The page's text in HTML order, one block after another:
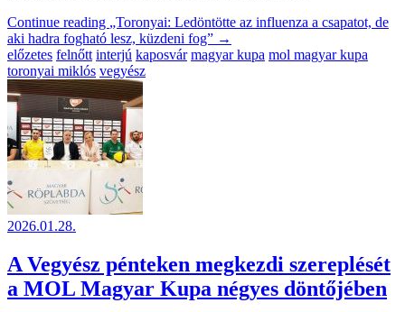
Continue reading „Toronyai: Ledöntötte az influenza a csapatot, de
aki hadra fogható lesz, küzdeni fog” →
előzetes felnőtt interjú kaposvár magyar kupa mol magyar kupa
toronyai miklós vegyész
2026.01.28.
A Vegyész pénteken megkezdi szereplését
a MOL Magyar Kupa négyes döntőjében